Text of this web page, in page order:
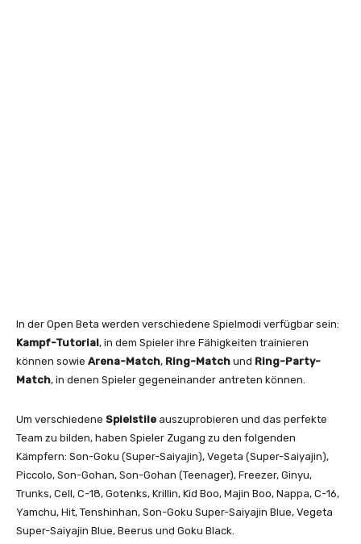
In der Open Beta werden verschiedene Spielmodi verfügbar sein:
Kampf-Tutorial, in dem Spieler ihre Fähigkeiten trainieren
können sowie Arena-Match, Ring-Match und Ring-Party-
Match, in denen Spieler gegeneinander antreten können.
Um verschiedene Spielstile auszuprobieren und das perfekte
Team zu bilden, haben Spieler Zugang zu den folgenden
Kämpfern: Son-Goku (Super-Saiyajin), Vegeta (Super-Saiyajin),
Piccolo, Son-Gohan, Son-Gohan (Teenager), Freezer, Ginyu,
Trunks, Cell, C-18, Gotenks, Krillin, Kid Boo, Majin Boo, Nappa, C-16,
Yamchu, Hit, Tenshinhan, Son-Goku Super-Saiyajin Blue, Vegeta
Super-Saiyajin Blue, Beerus und Goku Black.